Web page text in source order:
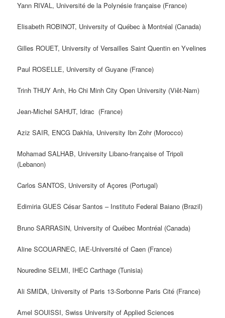
Yann RIVAL, Université de la Polynésie française (France)
Elisabeth ROBINOT, University of Québec à Montréal (Canada)
Gilles ROUET, University of Versailles Saint Quentin en Yvelines
Paul ROSELLE, University of Guyane (France)
Trinh THUY Anh, Ho Chi Minh City Open University (Viêt-Nam)
Jean-Michel SAHUT, Idrac (France)
Aziz SAIR, ENCG Dakhla, University Ibn Zohr (Morocco)
Mohamad SALHAB, University Libano-française of Tripoli
(Lebanon)
Carlos SANTOS, University of Açores (Portugal)
Edimiria GUES César Santos – Instituto Federal Baiano (Brazil)
Bruno SARRASIN, University of Québec Montréal (Canada)
Aline SCOUARNEC, IAE-Université of Caen (France)
Nouredine SELMI, IHEC Carthage (Tunisia)
Ali SMIDA, University of Paris 13-Sorbonne Paris Cité (France)
Amel SOUISSI, Swiss University of Applied Sciences